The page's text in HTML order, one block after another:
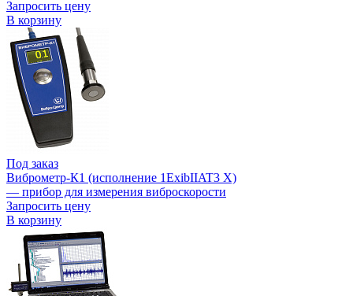
Запросить цену
В корзину
Под заказ
Виброметр-К1 (исполнение 1ExibIIAT3 X)
— прибор для измерения виброскорости
Запросить цену
В корзину